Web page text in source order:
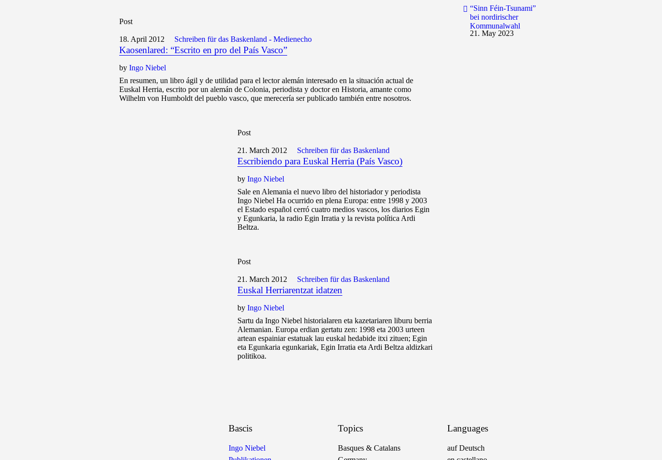
Post
18. April 2012 Schreiben für das Baskenland - Medienecho
Kaosenlared: “Escrito en pro del País Vasco”
by Ingo Niebel
En resumen, un libro ágil y de utilidad para el lector alemán interesado en la situación actual de
Euskal Herria, escrito por un alemán de Colonia, periodista y doctor en Historia, amante como
Wilhelm von Humboldt del pueblo vasco, que merecería ser publicado también entre nosotros.
Post
21. March 2012 Schreiben für das Baskenland
Escribiendo para Euskal Herria (País Vasco)
by Ingo Niebel
Sale en Alemania el nuevo libro del historiador y periodista
Ingo Niebel Ha ocurrido en plena Europa: entre 1998 y 2003
el Estado español cerró cuatro medios vascos, los diarios Egin
y Egunkaria, la radio Egin Irratia y la revista política Ardi
Beltza.
Post
21. March 2012 Schreiben für das Baskenland
Euskal Herriarentzat idatzen
by Ingo Niebel
Sartu da Ingo Niebel historialaren eta kazetariaren liburu berria
Alemanian. Europa erdian gertatu zen: 1998 eta 2003 urteen
artean espainiar estatuak lau euskal hedabide itxi zituen; Egin
eta Egunkaria egunkariak, Egin Irratia eta Ardi Beltza aldizkari
politikoa.
“Sinn Féin-Tsunami”
bei nordirischer
Kommunalwahl
21. May 2023
Bascis
Ingo Niebel
Topics
Basques & Catalans
Languages
auf Deutsch